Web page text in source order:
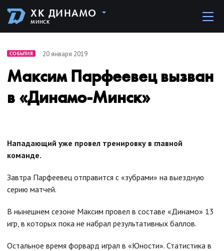
ХК ДИНАМО
МИНСК
СОБЫТИЯ 20 января 2019
Максим Парфеевец вызван
в «Динамо-Минск»
Нападающий уже провел тренировку в главной
команде.
Завтра Парфеевец отправится с «зубрами» на выездную
серию матчей.
В нынешнем сезоне Максим провел в составе «Динамо» 13
игр, в которых пока не набрал результативных баллов.
Остальное время форвард играл в «Юности». Статистика в